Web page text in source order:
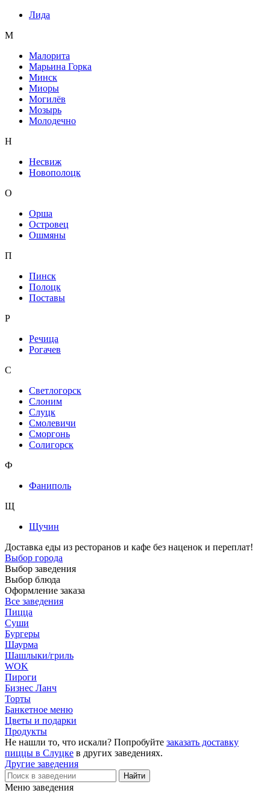
Лида
М
Малорита
Марьина Горка
Минск
Миоры
Могилёв
Мозырь
Молодечно
Н
Несвиж
Новополоцк
О
Орша
Островец
Ошмяны
П
Пинск
Полоцк
Поставы
Р
Речица
Рогачев
С
Светлогорск
Слоним
Слуцк
Смолевичи
Сморгонь
Солигорск
Ф
Фаниполь
Щ
Щучин
Доставка еды из ресторанов и кафе без наценок и переплат!
Выбор города
Выбор заведения
Выбор блюда
Оформление заказа
Все заведения
Пицца
Суши
Бургеры
Шаурма
Шашлыки/гриль
WOK
Пироги
Бизнес Ланч
Торты
Банкетное меню
Цветы и подарки
Продукты
Не нашли то, что искали? Попробуйте заказать доставку
пиццы в Слуцке в других заведениях.
Другие заведения
Меню заведения